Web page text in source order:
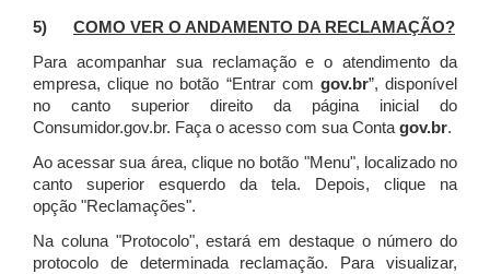
5) COMO VER O ANDAMENTO DA RECLAMAÇÃO?
Para acompanhar sua reclamação e o atendimento da
empresa, clique no botão “Entrar com gov.br”, disponível
no canto superior direito da página inicial do
Consumidor.gov.br. Faça o acesso com sua Contagov.br.
Ao acessar sua área, clique no botão "Menu", localizado no
canto superior esquerdo da tela. Depois, clique na
opção "Reclamações".
Na coluna "Protocolo", estará em destaque o número do
protocolo de determinada reclamação. Para visualizar,